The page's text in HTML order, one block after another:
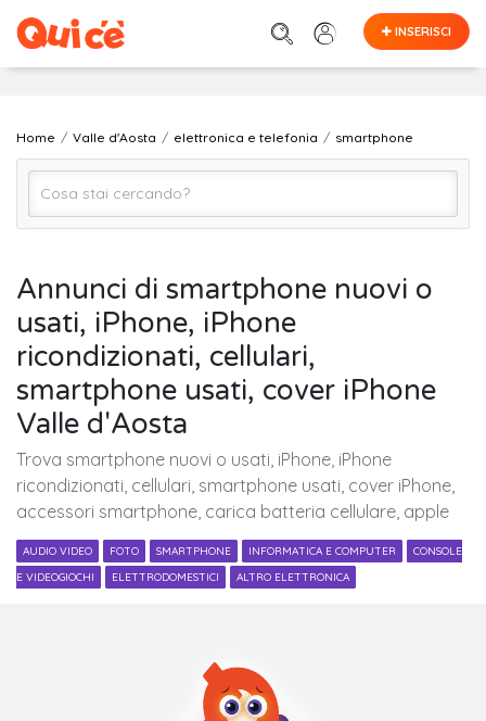
INSERISCI
Home Valle d'Aosta elettronica e telefonia smartphone
VALLE D'AOSTA (regione)
Cerca
Annunci di smartphone nuovi o
usati, iPhone, iPhone
ricondizionati, cellulari,
smartphone usati, cover iPhone
Valle d'Aosta
Trova smartphone nuovi o usati, iPhone, iPhone
ricondizionati, cellulari, smartphone usati, cover iPhone,
accessori smartphone, carica batteria cellulare, apple
AUDIO VIDEO FOTO SMARTPHONE INFORMATICA E COMPUTER
CONSOLE
E VIDEOGIOCHI
ELETTRODOMESTICI ALTRO ELETTRONICA